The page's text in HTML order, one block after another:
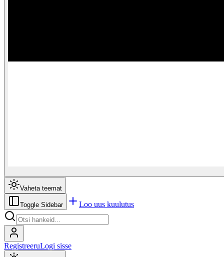
Vaheta teemat
Toggle Sidebar Loo uus kuulutus
RegistreeruLogi sisse